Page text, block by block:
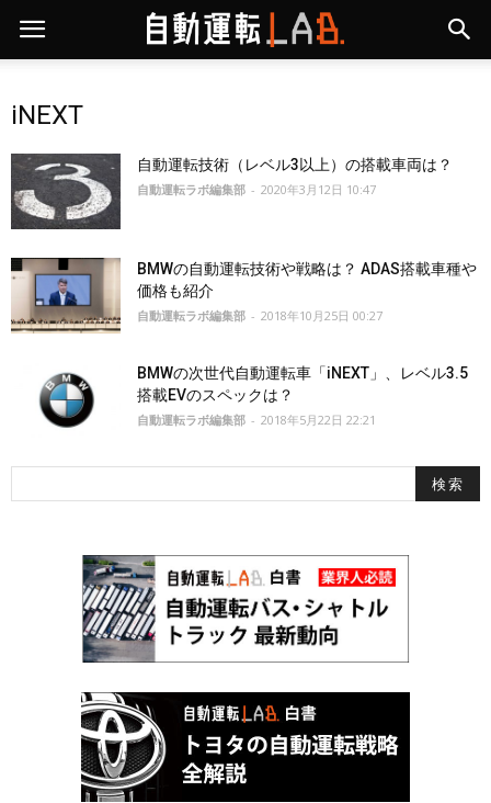
iNEXT
自動運転技術（レベル3以上）の搭載車両は？
自動運転ラボ編集部 - 2020年3月12日 10:47
BMWの自動運転技術や戦略は？ ADAS搭載車種や
価格も紹介
自動運転ラボ編集部 - 2018年10月25日 00:27
BMWの次世代自動運転車「iNEXT」、レベル3.5
搭載EVのスペックは？
自動運転ラボ編集部 - 2018年5月22日 22:21